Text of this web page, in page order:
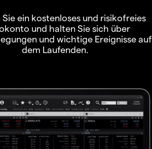
ein kostenloses und risikofreies
und halten Sie sich über
und wichtige Ereignisse auf
dem Laufenden.